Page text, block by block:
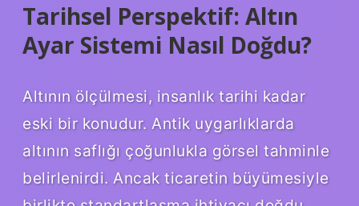
Tarihsel Perspektif: Altın
Ayar Sistemi Nasıl Doğdu?
Altının ölçülmesi, insanlık tarihi kadar
eski bir konudur. Antik uygarlıklarda
altının saflığı çoğunlukla görsel tahminle
belirlenirdi. Ancak ticaretin büyümesiyle